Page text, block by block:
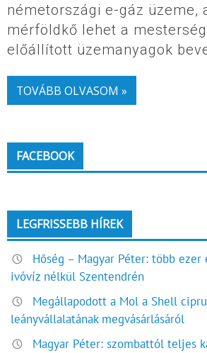
németországi e-gáz üzeme,
mérföldkő lehet a
előállított üzemanyagok
TOVÁBB OLVASOM »
FACEBOOK
LEGFRISSEBB HÍREK
Hőség – Magyar Péter: több
ivóvíz nélkül Szentendrén
Megállapodott a Mol a Shell
leányvállalatának megvásárlásáról
Magyar Péter: szombattól teljes